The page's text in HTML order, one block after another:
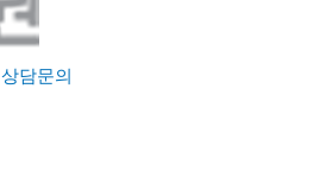
상담문의